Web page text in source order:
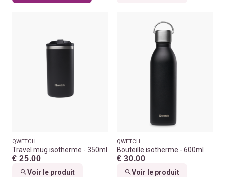
QWETCH
Travel mug isotherme - 350ml
€ 25.00
Voir le produit
QWETCH
Bouteille isotherme - 600ml
€ 30.00
Voir le produit